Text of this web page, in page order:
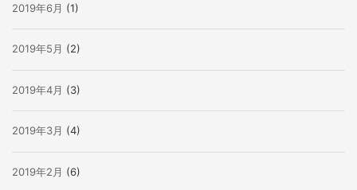
2019年6月 (1)
2019年5月 (2)
2019年4月 (3)
2019年3月 (4)
2019年2月 (6)